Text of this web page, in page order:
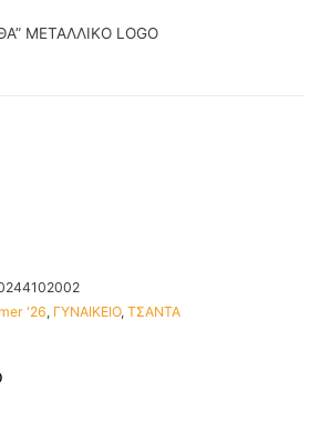
ΜΕΤΑΛΛΙΚΟ LOGO
'26, ΓΥΝΑΙΚΕΙΟ, ΤΣΑΝΤΑ